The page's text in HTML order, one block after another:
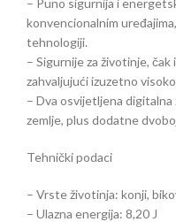
– Puno sigurnija i
konvencionalnim
tehnologiji.
– Sigurnije za životinje,
zahvaljujući izuzetno
– Dva osvijetljena digitalna
zemlje, plus dodatne
Tehnički podaci
– Vrste životinja: konji,
– Ulazna energija: 8,20 J